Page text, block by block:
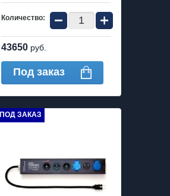
Количество: − +
43650 руб.
Под заказ
ПОД ЗАКАЗ